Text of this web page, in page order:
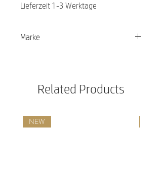
Lieferzeit 1-3 Werktage
Marke
Related Products
NEW